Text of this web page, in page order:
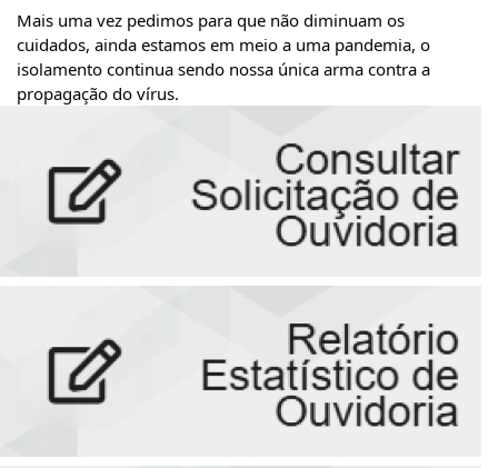
Mais uma vez pedimos para que não diminuam os
cuidados, ainda estamos em meio a uma pandemia, o
isolamento continua sendo nossa única arma contra a
propagação do vírus.